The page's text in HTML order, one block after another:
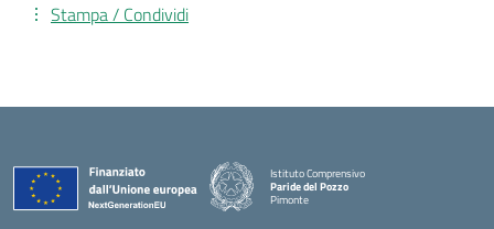
Stampa / Condividi
Istituto Comprensivo
Paride del Pozzo
Pimonte